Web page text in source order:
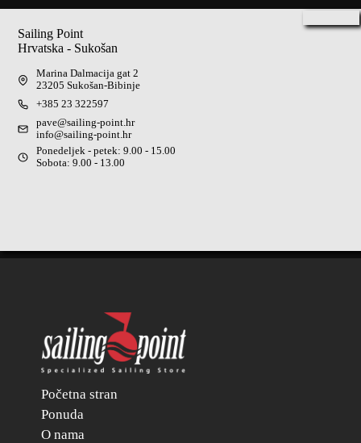
Sailing Point
Hrvatska - Sukošan
Marina Dalmacija gat 2
23205 Sukošan-Bibinje
+385 23 322597
pave@sailing-point.hr
info@sailing-point.hr
Ponedeljek - petek: 9.00 - 15.00
Sobota: 9.00 - 13.00
Početna stran
Ponuda
O nama